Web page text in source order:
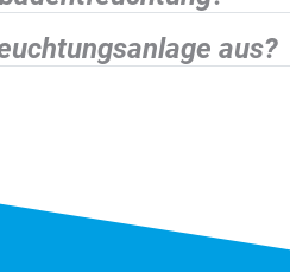
aus?